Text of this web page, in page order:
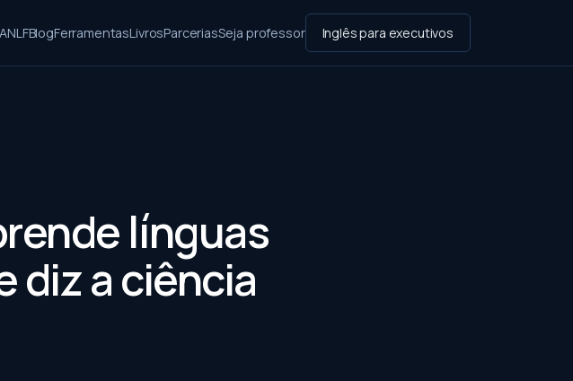
BlogFerramentasLivrosParceriasSeja professor Inglês para executivos
línguas
diz a ciência